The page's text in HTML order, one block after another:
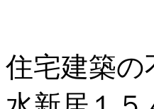
住宅建築の